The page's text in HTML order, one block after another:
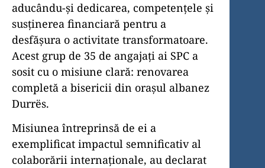
aducându-și dedicarea, competențele și
susținerea financiară pentru a
desfășura o activitate transformatoare.
Acest grup de 35 de angajați ai SPC a
sosit cu o misiune clară: renovarea
completă a bisericii din orașul albanez
Durrës.
Misiunea întreprinsă de ei a
exemplificat impactul semnificativ al
colaborării internaționale, au declarat